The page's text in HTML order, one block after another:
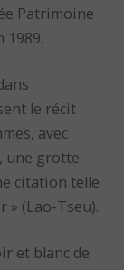
Patrimoine
1989.
le récit
avec
une grotte
citation telle
» (Lao-Tseu).
et blanc de